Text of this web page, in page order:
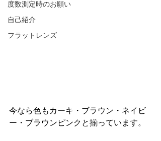
度数測定時のお願い
自己紹介
フラットレンズ
今なら色もカーキ・ブラウン・ネイビ
ー・ブラウンピンクと揃っています。